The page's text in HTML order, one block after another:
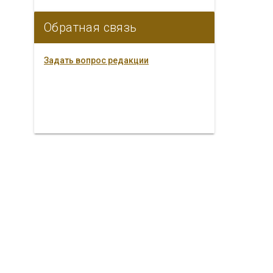
Обратная связь
Задать вопрос редакции